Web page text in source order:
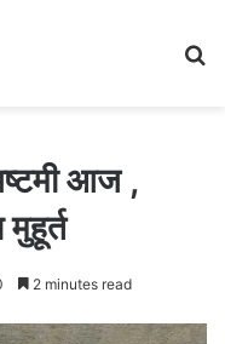
आज ,
2 minutes read